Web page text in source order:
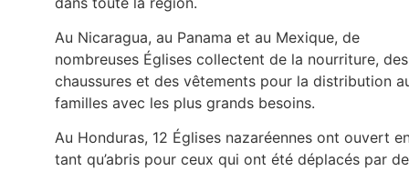
Au Nicaragua, au Panama et au Mexique, de
nombreuses Églises collectent de la nourriture, des
chaussures et des vêtements pour la distribution
familles avec les plus grands besoins.
Au Honduras, 12 Églises nazaréennes ont ouvert
tant qu’abris pour ceux qui ont été déplacés par